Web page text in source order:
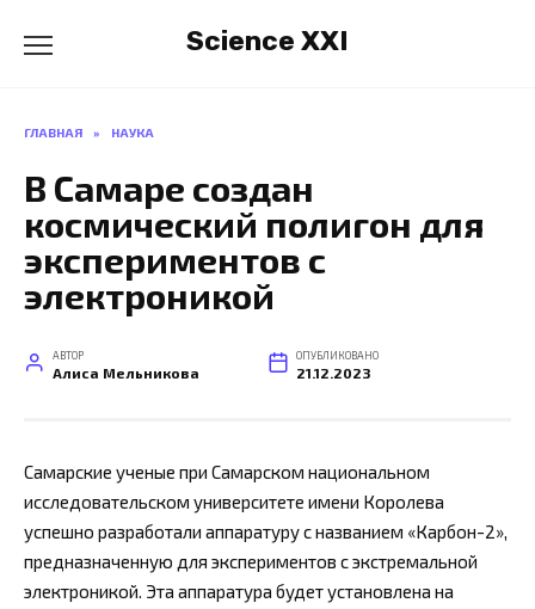
содержанию
Science XXI
ГЛАВНАЯ » НАУКА
В Самаре создан
космический полигон для
экспериментов с
электроникой
АВТОР
Алиса Мельникова
ОПУБЛИКОВАНО
21.12.2023
Самарские ученые при Самарском национальном
исследовательском университете имени Королева
успешно разработали аппаратуру с названием «Карбон-2»,
предназначенную для экспериментов с экстремальной
электроникой. Эта аппаратура будет установлена на